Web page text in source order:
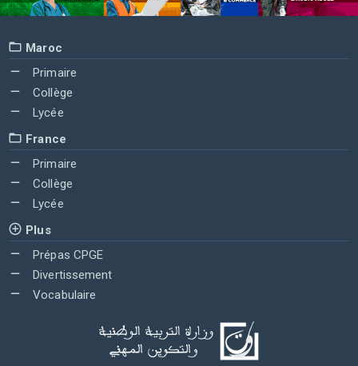
Maroc
Primaire
Collège
Lycée
France
Primaire
Collège
Lycée
Plus
Prépas CPGE
Divertissement
Vocabulaire